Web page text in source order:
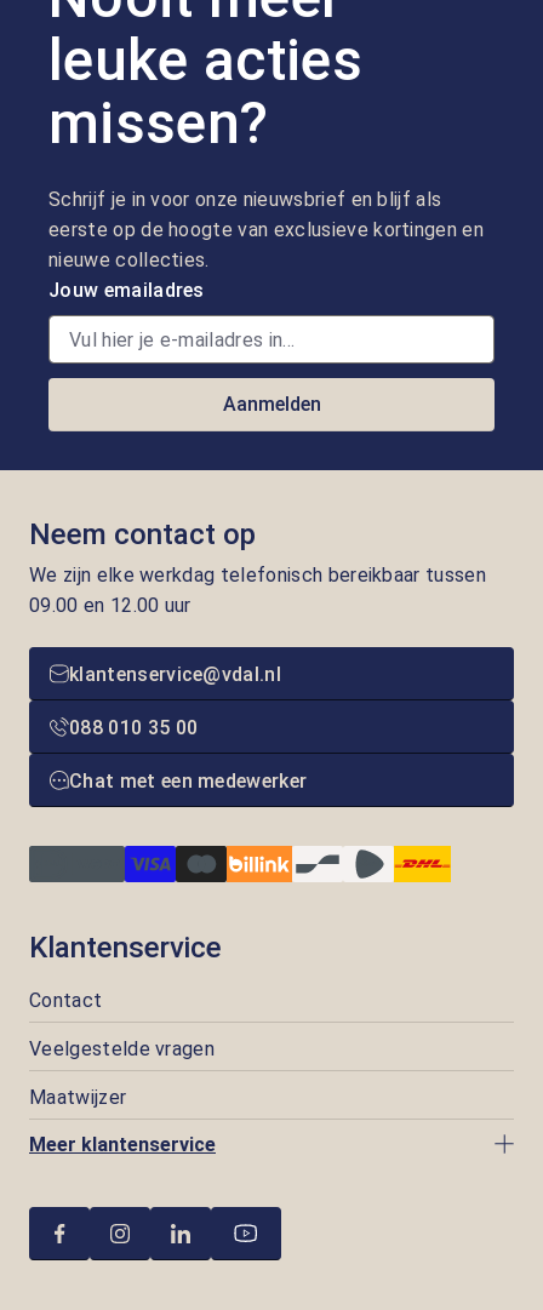
leuke acties
missen?
Schrijf je in voor onze nieuwsbrief en blijf als
eerste op de hoogte van exclusieve kortingen en
nieuwe collecties.
Jouw emailadres
Aanmelden
Neem contact op
We zijn elke werkdag telefonisch bereikbaar tussen
09.00 en 12.00 uur
klantenservice@vdal.nl
088 010 35 00
Chat met een medewerker
Klantenservice
Contact
Veelgestelde vragen
Maatwijzer
Meer klantenservice